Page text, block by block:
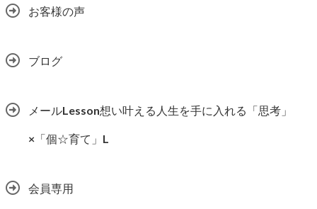
お客様の声
ブログ
メールLesson想い叶える人生を手に入れる「思考」
×「個☆育て」L
会員専用